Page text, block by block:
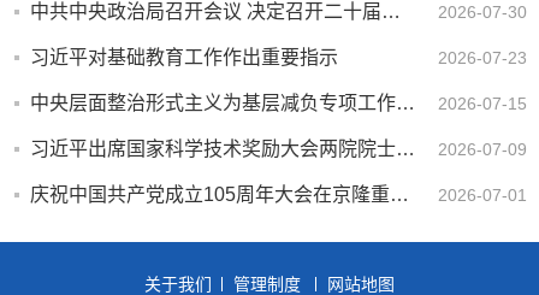
中共中央政治局召开会议 决定召开二十届五中全会 分析研究当前经济形势和经济工作 中共中央总书记习近平... 2026-07-30
习近平对基础教育工作作出重要指示 2026-07-23
中央层面整治形式主义为基层减负专项工作机制办公室 中央纪委办公厅 公开通报3起整治形式主义为基层减负... 2026-07-15
习近平出席国家科学技术奖励大会两院院士大会中国科协第十一次全国代表大会并发表重要讲话 2026-07-09
庆祝中国共产党成立105周年大会在京隆重举行 习近平发表重要讲话 2026-07-01
关于我们 管理制度 网站地图